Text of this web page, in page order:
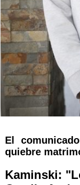
El
quiebre
Kaminski: